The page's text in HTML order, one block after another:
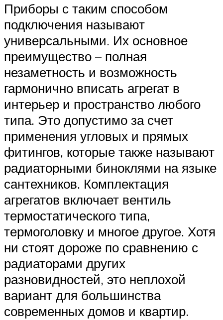
Приборы с таким способом
подключения называют
универсальными. Их основное
преимущество – полная
незаметность и возможность
гармонично вписать агрегат в
интерьер и пространство любого
типа. Это допустимо за счет
применения угловых и прямых
фитингов, которые также называют
радиаторными биноклями на языке
сантехников. Комплектация
агрегатов включает вентиль
термостатического типа,
термоголовку и многое другое. Хотя
ни стоят дороже по сравнению с
радиаторами других
разновидностей, это неплохой
вариант для большинства
современных домов и квартир.